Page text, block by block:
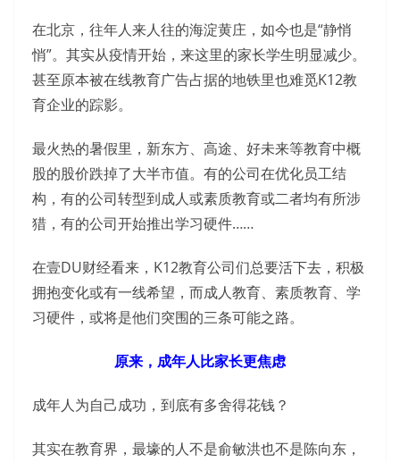
在北京，往年人来人往的海淀黄庄，如今也是“静悄
悄”。其实从疫情开始，来这里的家长学生明显减少。
甚至原本被在线教育广告占据的地铁里也难觅K12教
育企业的踪影。
最火热的暑假里，新东方、高途、好未来等教育中概
股的股价跌掉了大半市值。有的公司在优化员工结
构，有的公司转型到成人或素质教育或二者均有所涉
猎，有的公司开始推出学习硬件……
在壹DU财经看来，K12教育公司们总要活下去，积极
拥抱变化或有一线希望，而成人教育、素质教育、学
习硬件，或将是他们突围的三条可能之路。
原来，成年人比家长更焦虑
成年人为自己成功，到底有多舍得花钱？
其实在教育界，最壕的人不是俞敏洪也不是陈向东，